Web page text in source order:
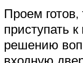
Проем
приступать
решению